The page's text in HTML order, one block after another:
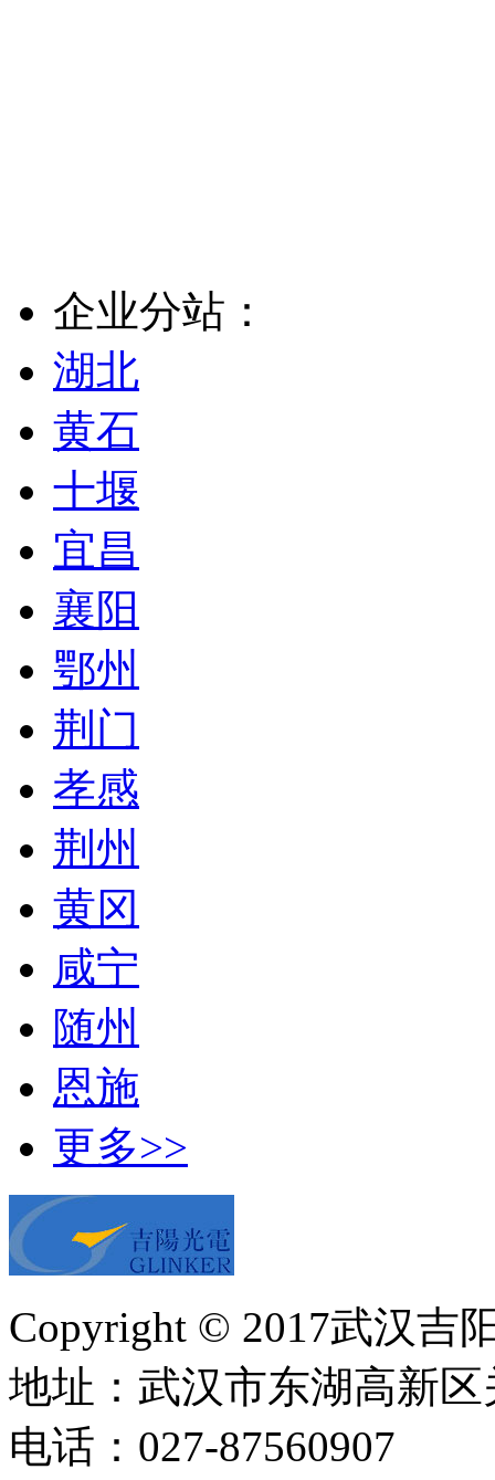
企业分站：
湖北
黄石
十堰
宜昌
襄阳
鄂州
荆门
孝感
荆州
黄冈
咸宁
随州
恩施
更多>>
Copyright © 2017武汉
地址：武汉市东湖高新
电话：027-87560907